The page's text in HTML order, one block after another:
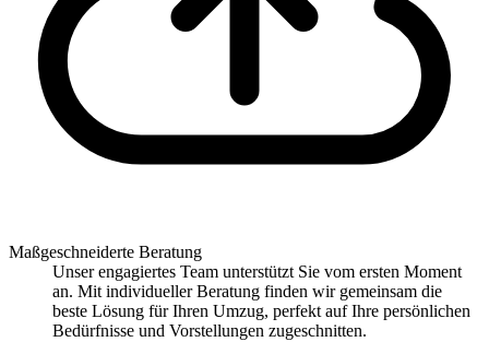
Maßgeschneiderte Beratung
Unser engagiertes Team unterstützt Sie vom ersten Moment
an. Mit individueller Beratung finden wir gemeinsam die
beste Lösung für Ihren Umzug, perfekt auf Ihre persönlichen
Bedürfnisse und Vorstellungen zugeschnitten.